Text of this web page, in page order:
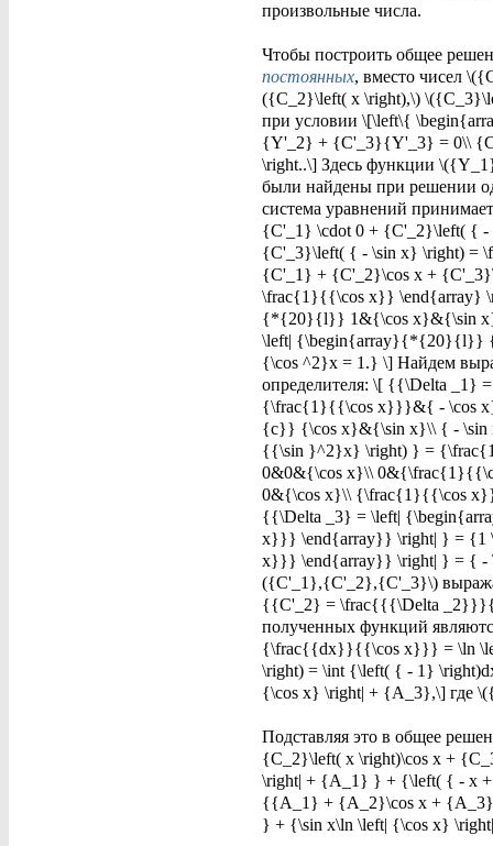
произвольные числа.
Чтобы построить общее
постоянных, вместо чисел
({C_2}\left( x \right),\)
при условии \[\left\{
{Y'_2} + {C'_3}{Y'_3} = 0\\
\right..\] Здесь функции
были найдены при решении
система уравнений
{C'_1} \cdot 0 + {C'_2}\left( {
{C'_3}\left( { - \sin x} \right) =
{C'_1} + {C'_2}\cos x +
\frac{1}{{\cos x}} \end{array}
{*{20}{l}} 1&{\cos x}&{\sin
\left| {\begin{array}{*{20}{l}}
{\cos ^2}x = 1.} \] Найдем
определителя: \[ {{\Delta
{\frac{1}{{\cos x}}}&{ - \cos
{c}} {\cos x}&{\sin x}\\ { -
{{\sin }^2}x} \right) } =
0&0&{\cos x}\\
0&{\cos x}\\ {\frac{1}{{\cos
{{\Delta _3} = \left|
x}}} \end{array}} \right| } =
x}}} \end{array}} \right| } = { -
({C'_1},{C'_2},{C'_3}\)
{{C'_2} = \frac{{{\Delta
полученных функций
{\frac{{dx}}{{\cos x}}} = \ln
\right) = \int {\left( { - 1}
{\cos x} \right| + {A_3},\] где
Подставляя это в общее
{C_2}\left( x \right)\cos x +
\right| + {A_1} } + {\left( { - x
{{A_1} + {A_2}\cos x +
} + {\sin x\ln \left| {\cos x}